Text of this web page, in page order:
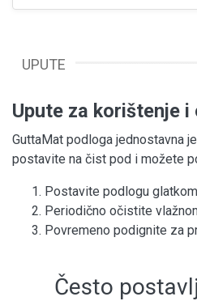
UPUTE
Upute za korištenje i
GuttaMat podloga jednostavna
postavite na čist pod i možete
Postavite podlogu
Periodično očistite
Povremeno podignite za
Često